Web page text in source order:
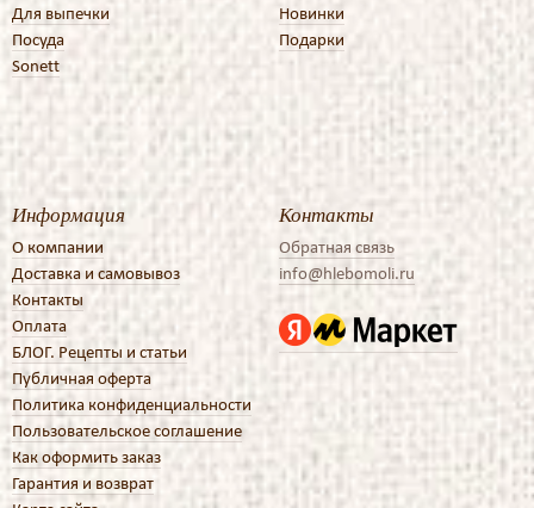
Для выпечки
Посуда
Sonett
Новинки
Подарки
Информация
О компании
Доставка и самовывоз
Контакты
Оплата
БЛОГ. Рецепты и статьи
Публичная оферта
Политика конфиденциальности
Пользовательское соглашение
Как оформить заказ
Гарантия и возврат
Контакты
Обратная связь
info@hlebomoli.ru